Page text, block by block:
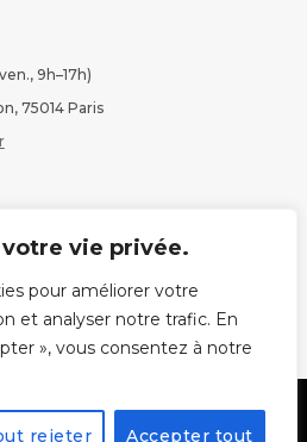
vie privée.
pour améliorer votre
et analyser notre trafic. En
», vous consentez à notre
rejeter Accepter tout
9h–17h)
75014 Paris
|Politique CNILCopyright ©